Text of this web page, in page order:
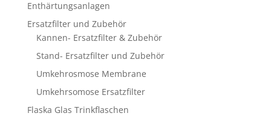
Enthärtungsanlagen
Ersatzfilter und Zubehör
Kannen- Ersatzfilter & Zubehör
Stand- Ersatzfilter und Zubehör
Umkehrosmose Membrane
Umkehrsomose Ersatzfilter
Flaska Glas Trinkflaschen